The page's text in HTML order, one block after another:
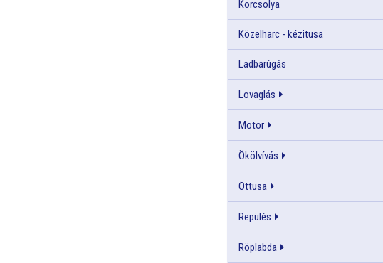
Korcsolya
Közelharc - kézitusa
Ladbarúgás
Lovaglás
Motor
Ökölvívás
Öttusa
Repülés
Röplabda